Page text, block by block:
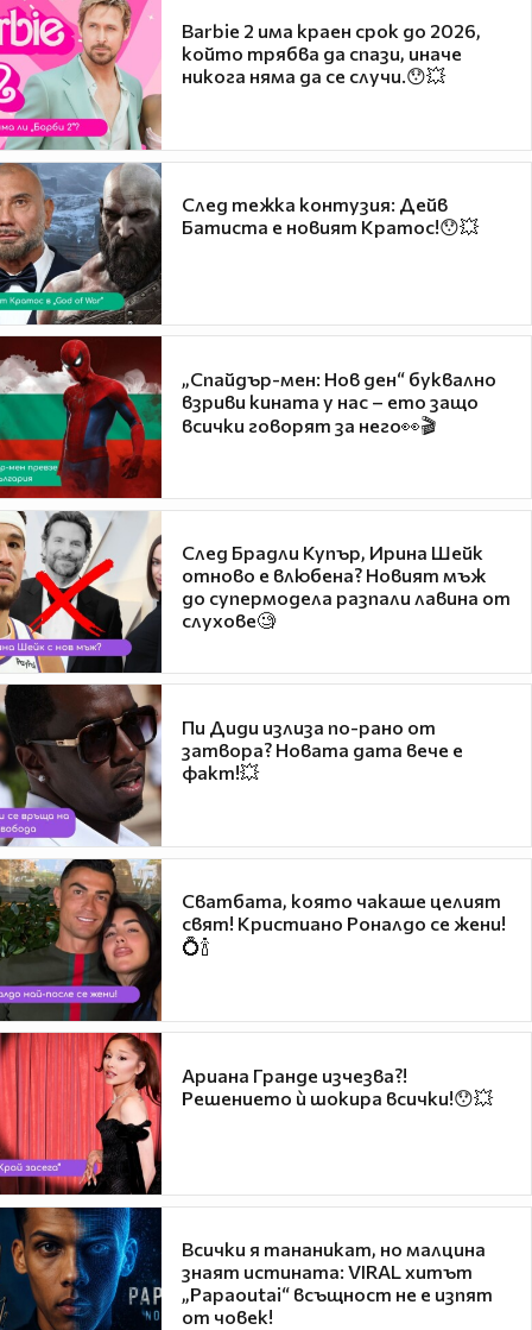
Barbie 2 има краен срок до 2026,
който трябва да спази, иначе
никога няма да се случи.😯💥
След тежка контузия: Дейв
Батиста е новият Кратос!😯💥
„Спайдър-мен: Нов ден“ буквално
взриви кината у нас – ето защо
всички говорят за него👀🎬
След Брадли Купър, Ирина Шейк
отново е влюбена? Новият мъж
до супермодела разпали лавина от
слухове🧐
Пи Диди излиза по-рано от
затвора? Новата дата вече е
факт!💥
Сватбата, която чакаше целият
свят! Кристиано Роналдо се жени!
💍🍾
Ариана Гранде изчезва?!
Решението ѝ шокира всички!😯💥
Всички я тананикат, но малцина
знаят истината: VIRAL хитът
„Papaoutai“ всъщност не е изпят
от човек!